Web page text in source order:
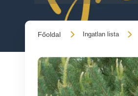
Főoldal Ingatlan lista